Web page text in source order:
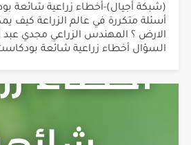
(شبكة أجيال)-أخطاء زراعية شائعة
أسئلة متكررة في عالم الزراعة كيف
الارض ؟ المهندس الزراعي مجدي عبد
السؤال أخطاء زراعية شائعة